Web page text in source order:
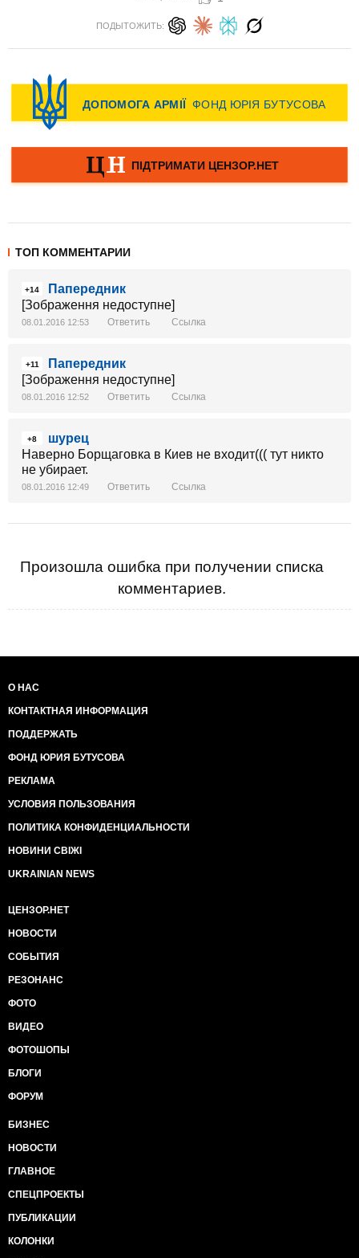
ПОДЫТОЖИТЬ:
ТОП КОММЕНТАРИИ
+14
Папередник
[Зображення недоступне]
08.01.2016 12:53 Ответить Ссылка
+11
Папередник
[Зображення недоступне]
08.01.2016 12:52 Ответить Ссылка
+8
шурец
Наверно Борщаговка в Киев не входит((( тут никто
не убирает.
08.01.2016 12:49 Ответить Ссылка
Произошла ошибка при получении списка
комментариев.
О НАС
КОНТАКТНАЯ ИНФОРМАЦИЯ
ПОДДЕРЖАТЬ
ФОНД ЮРИЯ БУТУСОВА
РЕКЛАМА
УСЛОВИЯ ПОЛЬЗОВАНИЯ
ПОЛИТИКА КОНФИДЕНЦИАЛЬНОСТИ
НОВИНИ СВІЖІ
UKRAINIAN NEWS
ЦЕНЗОР.НЕТ
НОВОСТИ
СОБЫТИЯ
РЕЗОНАНС
ФОТО
ВИДЕО
ФОТОШОПЫ
БЛОГИ
ФОРУМ
БИЗНЕС
НОВОСТИ
ГЛАВНОЕ
СПЕЦПРОЕКТЫ
ПУБЛИКАЦИИ
КОЛОНКИ